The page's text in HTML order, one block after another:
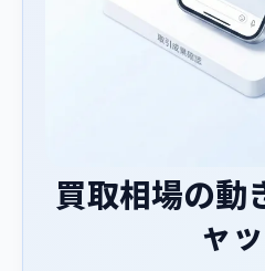
買取相場の動
ャ